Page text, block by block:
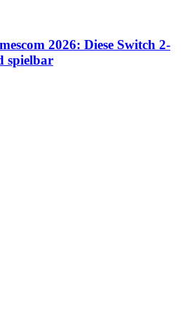
2026: Diese Switch 2-
spielbar